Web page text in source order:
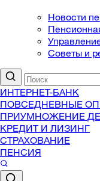
Новости
Советы и
ИНТЕРНЕТ-БАНК
ПОВСЕДНЕВНЫЕ
ПРИУМНОЖЕНИЕ
КРЕДИТ И ЛИЗИНГ
СТРАХОВАНИЕ
ПЕНСИЯ